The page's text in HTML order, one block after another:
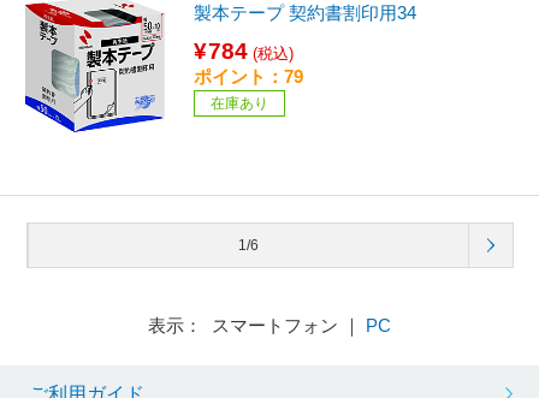
製本テープ 契約書割印用34
¥784 (税込)
ポイント：79
在庫あり
1/6
表示： スマートフォン ｜ PC